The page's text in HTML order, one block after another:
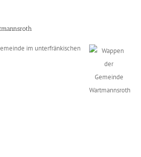
im unterfränkischen